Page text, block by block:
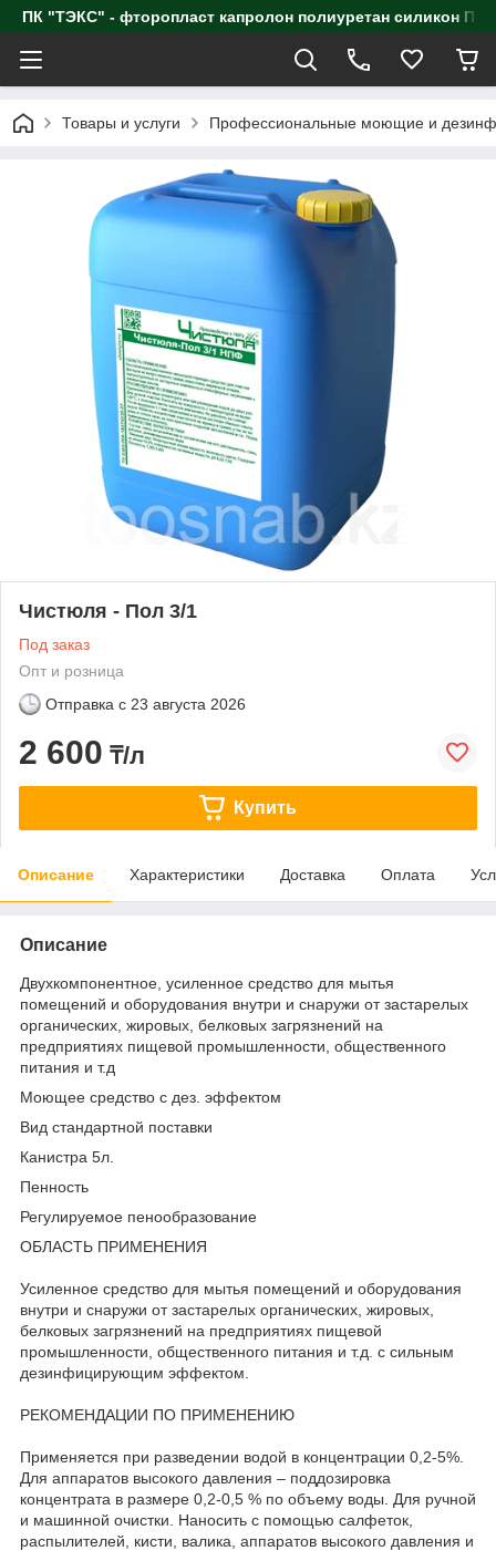
ПК "ТЭКС" - фторопласт капролон полиуретан
Товары и услуги Профессиональные моющие и
Чистюля - Пол 3/1
Под заказ
Опт и розница
Отправка с 23 августа 2026
2 600 ₸/л
Купить
Описание Характеристики Доставка Оплата
Описание
Двухкомпонентное, усиленное средство для мытья
помещений и оборудования внутри и снаружи от застарелых
органических, жировых, белковых загрязнений на
предприятиях пищевой промышленности, общественного
питания и т.д
Моющее средство с дез. эффектом
Вид стандартной поставки
Канистра 5л.
Пенность
Регулируемое пенообразование
ОБЛАСТЬ ПРИМЕНЕНИЯ
Усиленное средство для мытья помещений и оборудования
внутри и снаружи от застарелых органических, жировых,
белковых загрязнений на предприятиях пищевой
промышленности, общественного питания и т.д. с сильным
дезинфицирующим эффектом.
РЕКОМЕНДАЦИИ ПО ПРИМЕНЕНИЮ
Применяется при разведении водой в концентрации 0,2-5%.
Для аппаратов высокого давления – поддозировка
концентрата в размере 0,2-0,5 % по объему воды. Для ручной
и машинной очистки. Наносить с помощью салфеток,
распылителей, кисти, валика, аппаратов высокого давления и